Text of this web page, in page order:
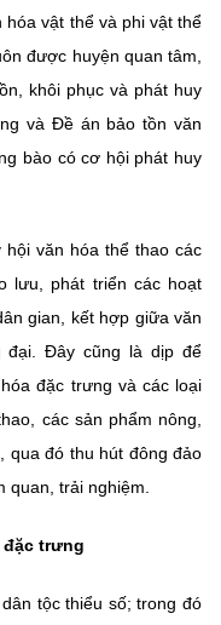
vật thể và phi vật thể
được huyện quan tâm,
khôi phục và phát huy
và Đề án bảo tồn văn
bào có cơ hội phát huy
hội văn hóa thể thao các
lưu, phát triển các hoạt
gian, kết hợp giữa văn
đại. Đây cũng là dịp để
đặc trưng và các loại
các sản phẩm nông,
qua đó thu hút đông đảo
trải nghiệm.
đặc trưng
tộc thiểu số; trong đó